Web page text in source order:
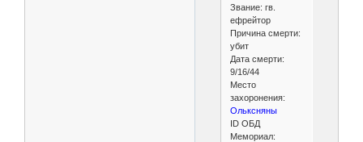
Звание: гв.
ефрейтор
Причина смерти:
убит
Дата смерти:
9/16/44
Место
захоронения:
Ольксняны
ID ОБД
Мемориал: